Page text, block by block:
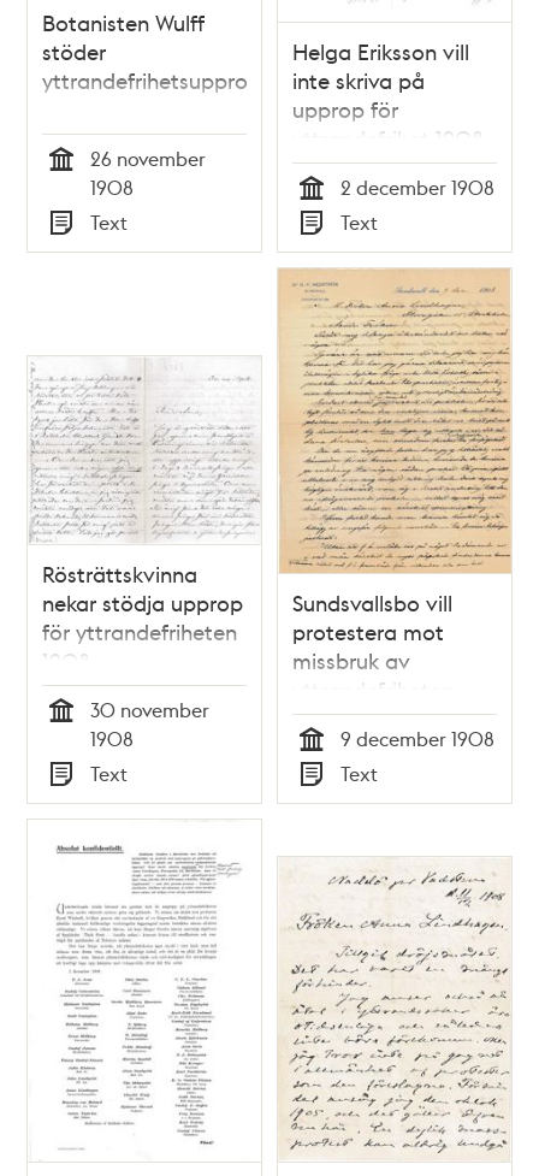
Botanisten Wulff
stöder
yttrandefrihetsupprop
26 november
1908
Typ
Text
Helga Eriksson vill
inte skriva på
upprop för
yttrandefrihet 1908
Tid
2 december 1908
Typ
Text
Rösträttskvinna
nekar stödja upprop
för yttrandefriheten
1908
30 november
1908
Typ
Text
Sundsvallsbo vill
protestera mot
missbruk av
yttrandefriheten
1908
Tid
9 december 1908
Typ
Text